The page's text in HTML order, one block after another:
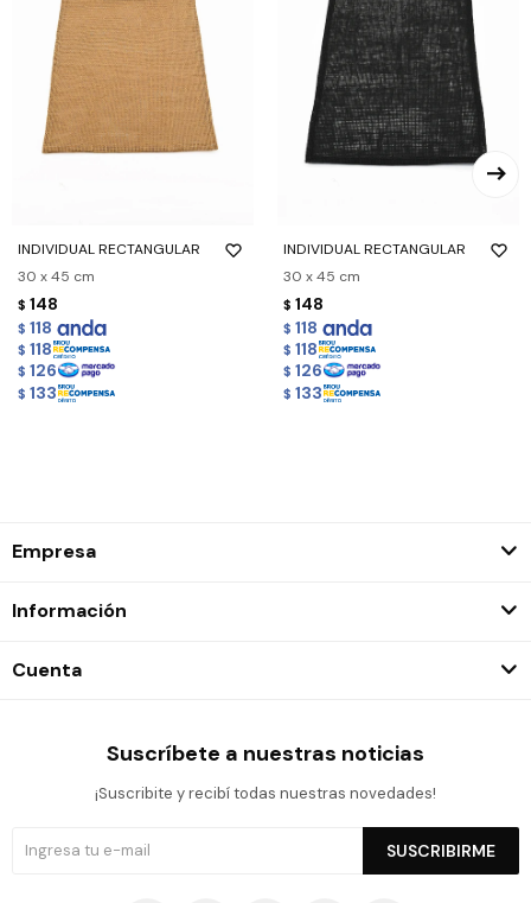
INDIVIDUAL RECTANGULAR
30 x 45 cm
$ 148
$ 118
$ 118
$ 126
$ 133
INDIVIDUAL RECTANGULAR
30 x 45 cm
$ 148
$ 118
$ 118
$ 126
$ 133
Empresa
Información
Cuenta
Suscríbete a nuestras noticias
¡Suscribite y recibí todas nuestras novedades!
SUSCRIBIRME